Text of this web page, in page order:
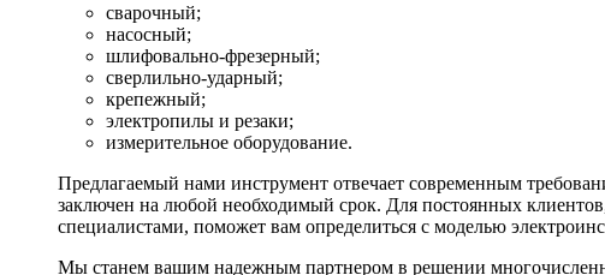
сварочный;
насосный;
шлифовально-фрезерный;
сверлильно-ударный;
крепежный;
электропилы и резаки;
измерительное оборудование.
Предлагаемый нами инструмент отвечает современным
заключен на любой необходимый срок. Для постоянных
специалистами, поможет вам определиться с моделью
Мы станем вашим надежным партнером в решении